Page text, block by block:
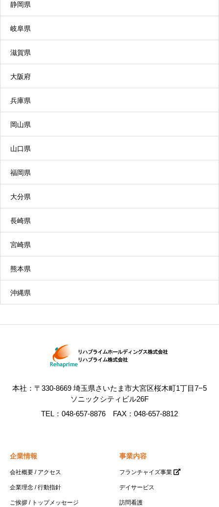
問」を組み合わせて日常生活上の支援や機能訓練
を行うサービスです。
特定施設入居者生活介護
有料老人ホームなどに入居している高齢者が、日
常生活上の支援や介護サービスを利用できます。
常に介護が必要で、自宅では介護が困難な方が入
所します。食事、入浴、排せつなどの介護を一体
的に提供します。（※原則要介護３以上の方が対
定期巡回・随時対応型訪問介護看護
定期的な巡回や随時通報への対応など、利用者の
心身の状況に応じて、24 時間 365 日必要なサービ
です。訪問介護員だけでなく看護師なども連携し
ているため、介護と看護の一体的なサービス提供
を受けることもできます。
静岡県
岐阜県
滋賀県
大阪府
兵庫県
岡山県
山口県
福岡県
大分県
長崎県
宮崎県
熊本県
沖縄県
本社：〒330-8669 埼玉県さいたま市大宮区桜木町1丁目7−5
ソニックシティビル26F
TEL：048-657-8876 FAX：048-657-8812
企業情報
会社概要 / アクセス
企業理念 / 行動指針
ご挨拶 / トップメッセージ
事業内容
フランチャイズ事業
デイサービス
訪問看護